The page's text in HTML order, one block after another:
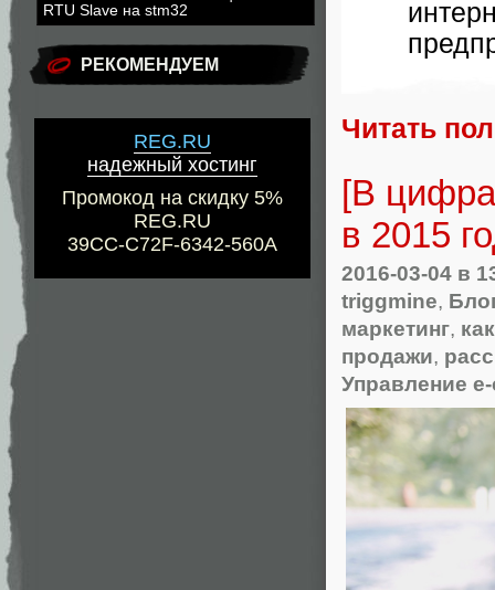
RTU Slave на stm32
РЕКОМЕНДУЕМ
REG.RU
надежный хостинг
Промокод на скидку 5%
REG.RU
39CC-C72F-6342-560A
Читать
[В
в 2015
2016-03-04 в
triggmine,
маркетинг,
продажи,
Управление